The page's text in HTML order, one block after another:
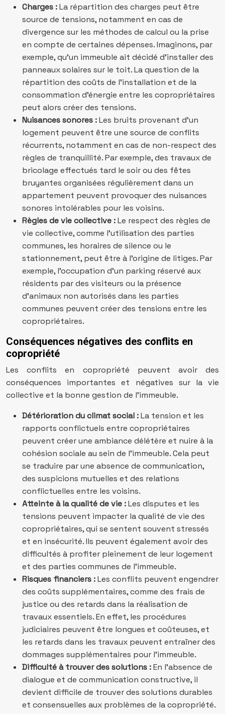
Charges :La répartition des charges peut être
source de tensions, notamment en cas de
divergence sur les méthodes de calcul ou la prise
en compte de certaines dépenses. Imaginons, par
exemple, qu’un immeuble ait décidé d’installer des
panneaux solaires sur le toit. La question de la
répartition des coûts de l’installation et de la
consommation d’énergie entre les copropriétaires
peut alors créer des tensions.
Nuisances sonores :Les bruits provenant d’un
logement peuvent être une source de conflits
récurrents, notamment en cas de non-respect des
règles de tranquillité. Par exemple, des travaux de
bricolage effectués tard le soir ou des fêtes
bruyantes organisées régulièrement dans un
appartement peuvent provoquer des nuisances
sonores intolérables pour les voisins.
Règles de vie collective :Le respect des règles de
vie collective, comme l’utilisation des parties
communes, les horaires de silence ou le
stationnement, peut être à l’origine de litiges. Par
exemple, l’occupation d’un parking réservé aux
résidents par des visiteurs ou la présence
d’animaux non autorisés dans les parties
communes peuvent créer des tensions entre les
copropriétaires.
Conséquences négatives des conflits en
copropriété
Les conflits en copropriété peuvent avoir des
conséquences importantes et négatives sur la vie
collective et la bonne gestion de l’immeuble.
Détérioration du climat social :La tension et les
rapports conflictuels entre copropriétaires
peuvent créer une ambiance délétère et nuire à la
cohésion sociale au sein de l’immeuble. Cela peut
se traduire par une absence de communication,
des suspicions mutuelles et des relations
conflictuelles entre les voisins.
Atteinte à la qualité de vie :Les disputes et les
tensions peuvent impacter la qualité de vie des
copropriétaires, qui se sentent souvent stressés
et en insécurité. Ils peuvent également avoir des
difficultés à profiter pleinement de leur logement
et des parties communes de l’immeuble.
Risques financiers :Les conflits peuvent engendrer
des coûts supplémentaires, comme des frais de
justice ou des retards dans la réalisation de
travaux essentiels. En effet, les procédures
judiciaires peuvent être longues et coûteuses, et
les retards dans les travaux peuvent entraîner des
dommages supplémentaires pour l’immeuble.
Difficulté à trouver des solutions :En l’absence de
dialogue et de communication constructive, il
devient difficile de trouver des solutions durables
et consensuelles aux problèmes de la copropriété.